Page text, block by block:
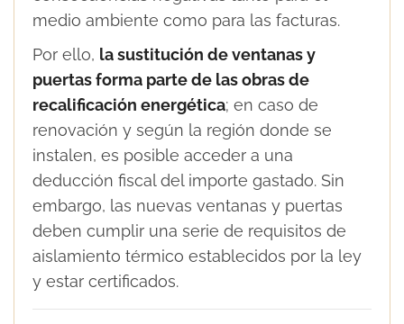
medio ambiente como para las facturas.
Por ello, la sustitución de ventanas y
puertas forma parte de las obras de
recalificación energética; en caso de
renovación y según la región donde se
instalen, es posible acceder a una
deducción fiscal del importe gastado. Sin
embargo, las nuevas ventanas y puertas
deben cumplir una serie de requisitos de
aislamiento térmico establecidos por la ley
y estar certificados.